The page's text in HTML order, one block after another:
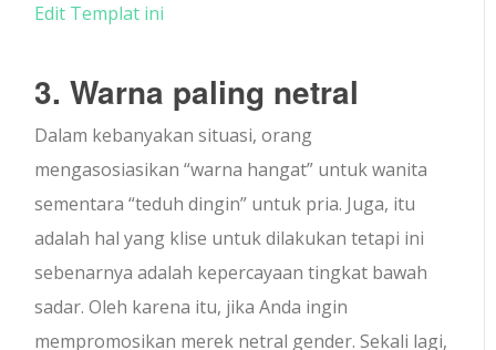
Edit Templat ini
3. Warna paling netral
Dalam kebanyakan situasi, orang
mengasosiasikan “warna hangat” untuk wanita
sementara “teduh dingin” untuk pria. Juga, itu
adalah hal yang klise untuk dilakukan tetapi ini
sebenarnya adalah kepercayaan tingkat bawah
sadar. Oleh karena itu, jika Anda ingin
mempromosikan merek netral gender. Sekali lagi,